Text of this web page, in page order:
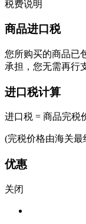
税费说明
商品进口税
您所购买的商品已
承担，您无需再行
进口税计算
进口税 = 商品完税
(完税价格由海关最
优惠
关闭